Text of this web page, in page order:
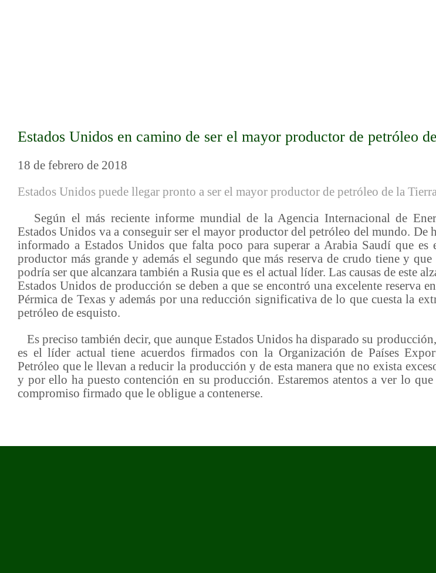
Estados Unidos en camino de ser el mayor productor de petróleo
18 de febrero de 2018
Estados Unidos puede llegar pronto a ser el mayor productor de petróleo de la Tierra
Según el más reciente informe mundial de la Agencia Internacional de
Estados Unidos va a conseguir ser el mayor productor del petróleo del mundo. De
informado a Estados Unidos que falta poco para superar a Arabia Saudí que es
productor más grande y además el segundo que más reserva de crudo tiene y
podría ser que alcanzara también a Rusia que es el actual líder. Las causas de este
Estados Unidos de producción se deben a que se encontró una excelente reserva
Pérmica de Texas y además por una reducción significativa de lo que cuesta la
petróleo de esquisto.
Es preciso también decir, que aunque Estados Unidos ha disparado su
es el líder actual tiene acuerdos firmados con la Organización de Países
Petróleo que le llevan a reducir la producción y de esta manera que no exista
y por ello ha puesto contención en su producción. Estaremos atentos a ver lo
compromiso firmado que le obligue a contenerse.